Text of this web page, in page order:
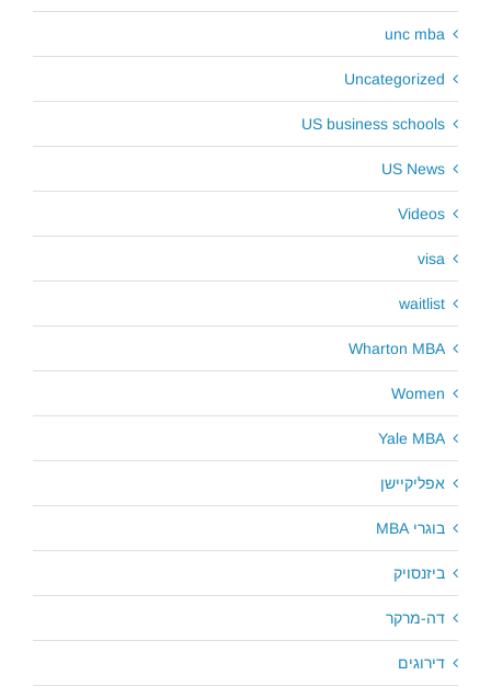
unc mba
Uncategorized
US business schools
US News
Videos
visa
waitlist
Wharton MBA
Women
Yale MBA
אפליקיישן
בוגרי MBA
ביזנסויק
דה-מרקר
דירוגים